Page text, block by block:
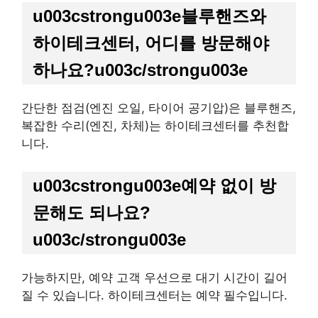
u003cstrongu003e블루핸즈와
하이테크센터, 어디를 방문해야
하나요?u003c/strongu003e
간단한 점검(엔진 오일, 타이어 공기압)은 블루핸즈,
복잡한 수리(엔진, 차체)는 하이테크센터를 추천합
니다.
u003cstrongu003e예약 없이 방
문해도 되나요?
u003c/strongu003e
가능하지만, 예약 고객 우선으로 대기 시간이 길어
질 수 있습니다. 하이테크센터는 예약 필수입니다.